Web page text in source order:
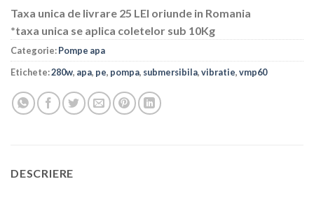
Taxa unica de livrare 25 LEI oriunde in Romania
*taxa unica se aplica coletelor sub 10Kg
Categorie:Pompe apa
Etichete:280w, apa, pe, pompa, submersibila,vibratie,vmp60
DESCRIERE